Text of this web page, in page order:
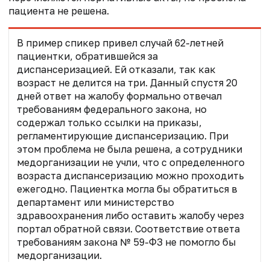
пациента не решена.
В пример спикер привел случай 62-летней
пациентки, обратившейся за
диспансеризацией. Ей отказали, так как
возраст не делится на три. Данный спустя 20
дней ответ на жалобу формально отвечал
требованиям федерального закона, но
содержал только ссылки на приказы,
регламентирующие диспансеризацию. При
этом проблема не была решена, а сотрудники
медорганизации не учли, что с определенного
возраста диспансеризацию можно проходить
ежегодно. Пациентка могла бы обратиться в
департамент или министерство
здравоохранения либо оставить жалобу через
портал обратной связи. Соответствие ответа
требованиям закона № 59-ФЗ не помогло бы
медорганизации.